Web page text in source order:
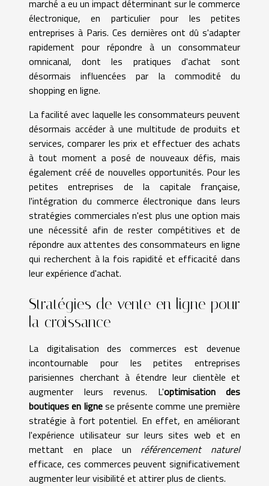
marché a eu un impact déterminant sur le commerce
électronique, en particulier pour les petites
entreprises à Paris. Ces dernières ont dû s'adapter
rapidement pour répondre à un consommateur
omnicanal, dont les pratiques d'achat sont
désormais influencées par la commodité du
shopping en ligne.
La facilité avec laquelle les consommateurs peuvent
désormais accéder à une multitude de produits et
services, comparer les prix et effectuer des achats
à tout moment a posé de nouveaux défis, mais
également créé de nouvelles opportunités. Pour les
petites entreprises de la capitale française,
l'intégration du commerce électronique dans leurs
stratégies commerciales n'est plus une option mais
une nécessité afin de rester compétitives et de
répondre aux attentes des consommateurs en ligne
qui recherchent à la fois rapidité et efficacité dans
leur expérience d'achat.
Stratégies de vente en ligne pour
la croissance
La digitalisation des commerces est devenue
incontournable pour les petites entreprises
parisiennes cherchant à étendre leur clientèle et
augmenter leurs revenus. L'optimisation des
boutiques en lignese présente comme une première
stratégie à fort potentiel. En effet, en améliorant
l'expérience utilisateur sur leurs sites web et en
mettant en place un référencement naturel
efficace, ces commerces peuvent significativement
augmenter leur visibilité et attirer plus de clients.